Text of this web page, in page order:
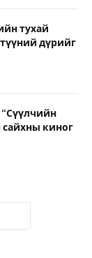
тухай
дүрийг
сайхны киног